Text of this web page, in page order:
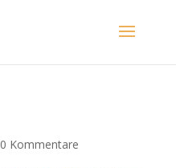
0 Kommentare